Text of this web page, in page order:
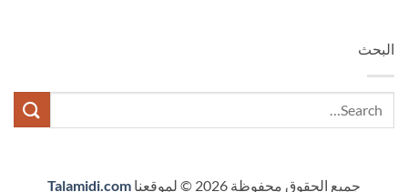
البحث
جميع الحقوق محفوظة 2026 © لموقعنا Talamidi.com